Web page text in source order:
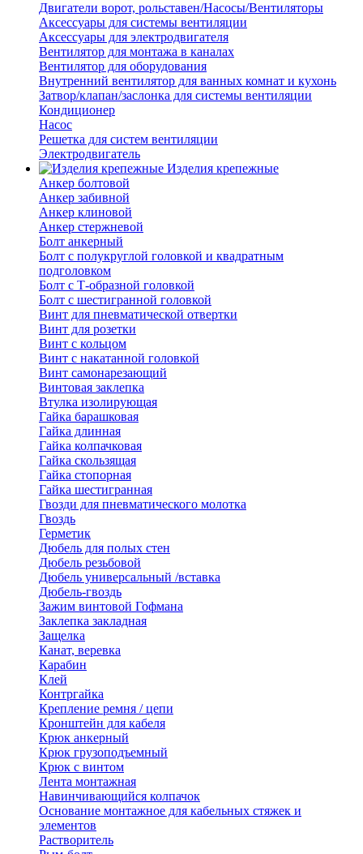
Двигатели ворот, рольставен/Насосы/Вентиляторы
Аксессуары для системы вентиляции
Аксессуары для электродвигателя
Вентилятор для монтажа в каналах
Вентилятор для оборудования
Внутренний вентилятор для ванных комнат и кухонь
Затвор/клапан/заслонка для системы вентиляции
Кондиционер
Насос
Решетка для систем вентиляции
Электродвигатель
Изделия крепежные
Анкер болтовой
Анкер забивной
Анкер клиновой
Анкер стержневой
Болт анкерный
Болт с полукруглой головкой и квадратным
подголовком
Болт с Т-образной головкой
Болт с шестигранной головкой
Винт для пневматической отвертки
Винт для розетки
Винт с кольцом
Винт с накатанной головкой
Винт самонарезающий
Винтовая заклепка
Втулка изолирующая
Гайка барашковая
Гайка длинная
Гайка колпачковая
Гайка скользящая
Гайка стопорная
Гайка шестигранная
Гвозди для пневматического молотка
Гвоздь
Герметик
Дюбель для полых стен
Дюбель резьбовой
Дюбель универсальный /вставка
Дюбель-гвоздь
Зажим винтовой Гофмана
Заклепка закладная
Защелка
Канат, веревка
Карабин
Клей
Контргайка
Крепление ремня / цепи
Кронштейн для кабеля
Крюк анкерный
Крюк грузоподъемный
Крюк с винтом
Лента монтажная
Навинчивающийся колпачок
Основание монтажное для кабельных стяжек и
элементов
Растворитель